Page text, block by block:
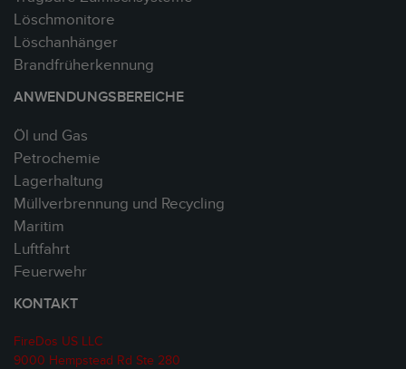
Löschmonitore
Löschanhänger
Brandfrüherkennung
ANWENDUNGSBEREICHE
Öl und Gas
Petrochemie
Lagerhaltung
Müllverbrennung und Recycling
Maritim
Luftfahrt
Feuerwehr
KONTAKT
FireDos US LLC
9000 Hempstead Rd Ste 280